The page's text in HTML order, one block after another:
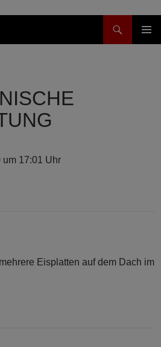
um 17:01 Uhr
Eisplatten auf dem Dach im